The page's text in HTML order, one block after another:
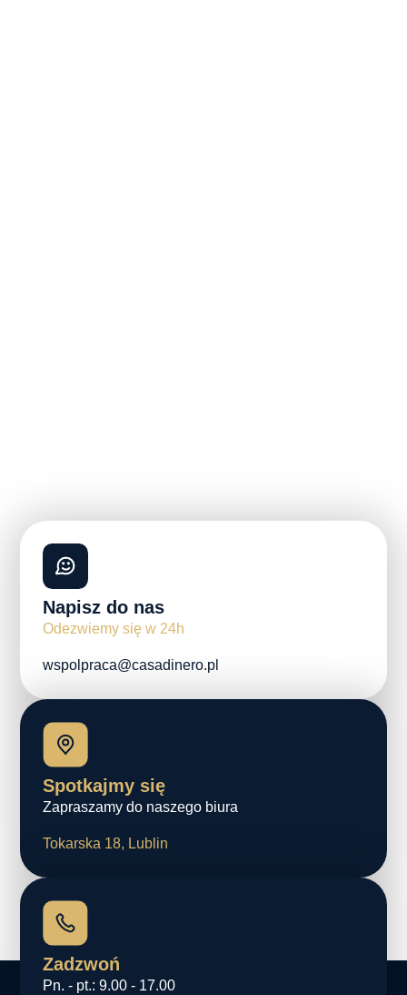
Napisz do nas
Odezwiemy się w 24h
wspolpraca@casadinero.pl
Spotkajmy się
Zapraszamy do naszego biura
Tokarska 18, Lublin
Zadzwoń
Pn. - pt.: 9.00 - 17.00